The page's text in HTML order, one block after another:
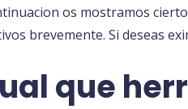
os mostramos
brevemente. Si deseas
que